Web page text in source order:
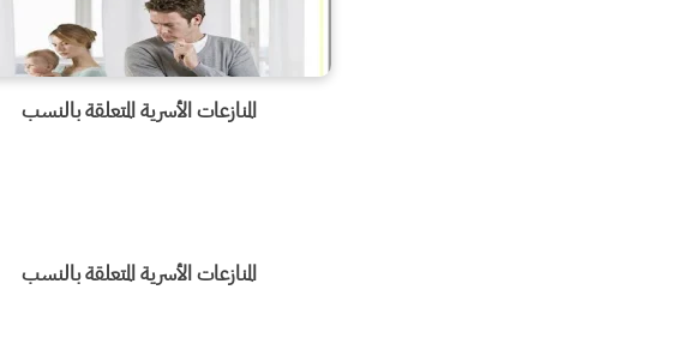
المنازعات الأسرية المتعلقة بالنسب
المنازعات الأسرية المتعلقة بالنسب